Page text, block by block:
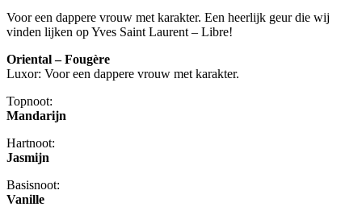
Voor een dappere vrouw met karakter. Een heerlijk geur die wij
vinden lijken op Yves Saint Laurent – Libre!
Oriental – Fougère
Luxor: Voor een dappere vrouw met karakter.
Topnoot:
Mandarijn
Hartnoot:
Jasmijn
Basisnoot:
Vanille